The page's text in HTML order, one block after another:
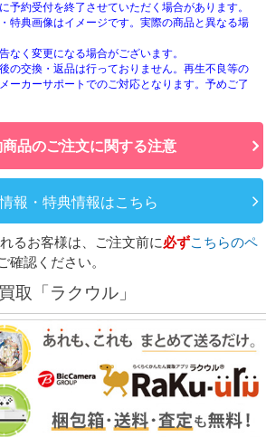
予約受付を終了させていただく場合があります。
特典画像はイメージです。実際の商品と異なる場
く変更になる場合がございます。
の交換・返品は行っておりません。再生不良等の
ーカーサポートでのご対応となります。予めご了
品のご注文に関する注意
報・特典情報はこちら
るお客様は、ご注文前に必ずこちらのペ
確認ください。
取「ラクウル」